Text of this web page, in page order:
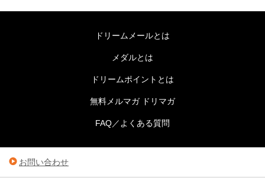
ドリームメールとは
メダルとは
ドリームポイントとは
無料メルマガ ドリマガ
FAQ／よくある質問
お問い合わせ